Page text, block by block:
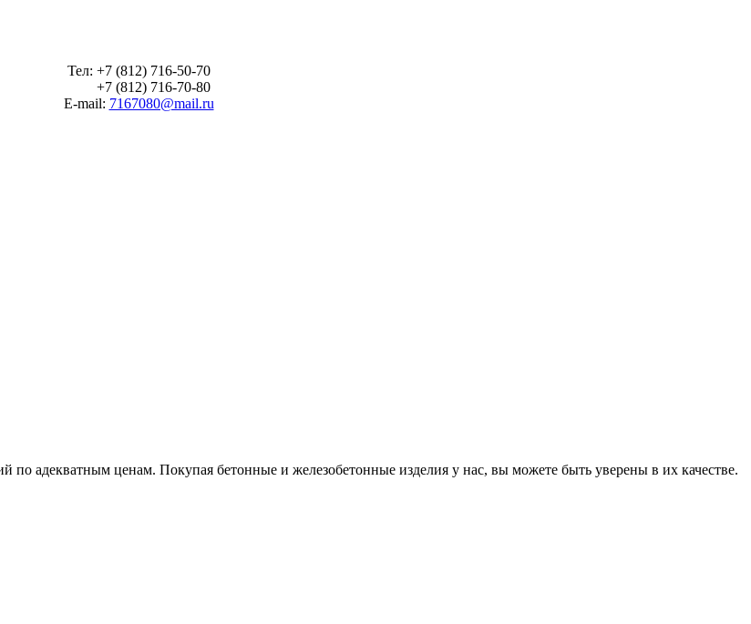
Тел: +7 (812) 716-50-70
+7 (812) 716-70-80
E-mail: 7167080@mail.ru
адекватным ценам. Покупая бетонные и железобетонные изделия у нас, вы можете быть уверены в их качестве.